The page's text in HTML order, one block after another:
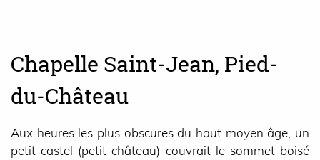
Chapelle Saint-Jean, Pied-
du-Château
Aux heures les plus obscures du haut moyen âge, un
petit castel (petit château) couvrait le sommet boisé